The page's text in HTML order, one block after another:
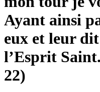
Ayant ainsi
eux et leur
l’Esprit
22)